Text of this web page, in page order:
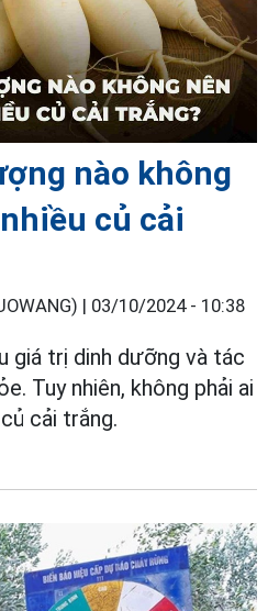
nào không
củ cải
| 03/10/2024 - 10:38
giá trị dinh dưỡng và tác
Tuy nhiên, không phải ai
cải trắng.